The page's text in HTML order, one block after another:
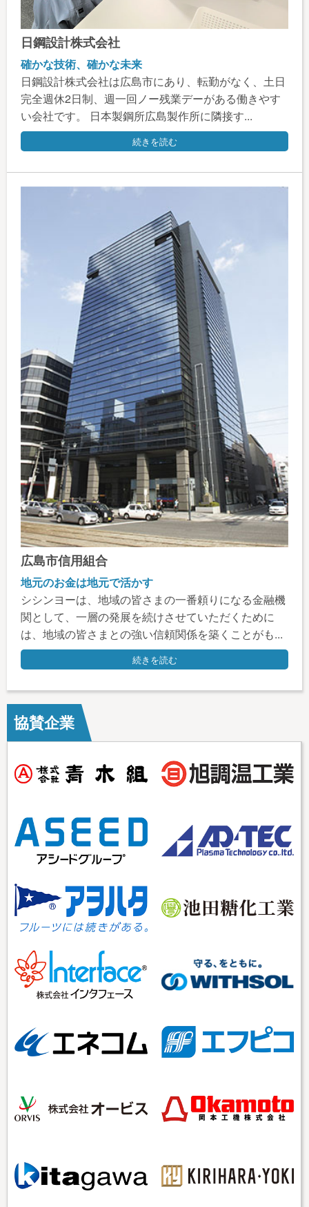
日鋼設計株式会社
確かな技術、確かな未来
日鋼設計株式会社は広島市にあり、転勤がなく、土日
完全週休2日制、週一回ノー残業デーがある働きやす
い会社です。 日本製鋼所広島製作所に隣接す...
続きを読む
広島市信用組合
地元のお金は地元で活かす
シシンヨーは、地域の皆さまの一番頼りになる金融機
関として、一層の発展を続けさせていただくために
は、地域の皆さまとの強い信頼関係を築くことがも...
続きを読む
協賛企業